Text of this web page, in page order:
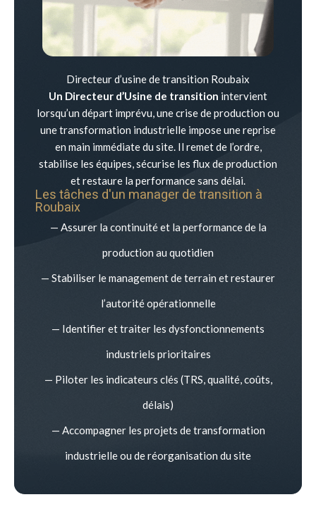
Directeur d’usine de transition Roubaix
Un Directeur d’Usine de transition intervient
lorsqu’un départ imprévu, une crise de production ou
une transformation industrielle impose une reprise
en main immédiate du site. Il remet de l’ordre,
stabilise les équipes, sécurise les flux de production
et restaure la performance sans délai.
Les tâches d'un manager de transition à
Roubaix
— Assurer la continuité et la performance de la
production au quotidien
— Stabiliser le management de terrain et restaurer
l’autorité opérationnelle
— Identifier et traiter les dysfonctionnements
industriels prioritaires
— Piloter les indicateurs clés (TRS, qualité, coûts,
délais)
— Accompagner les projets de transformation
industrielle ou de réorganisation du site